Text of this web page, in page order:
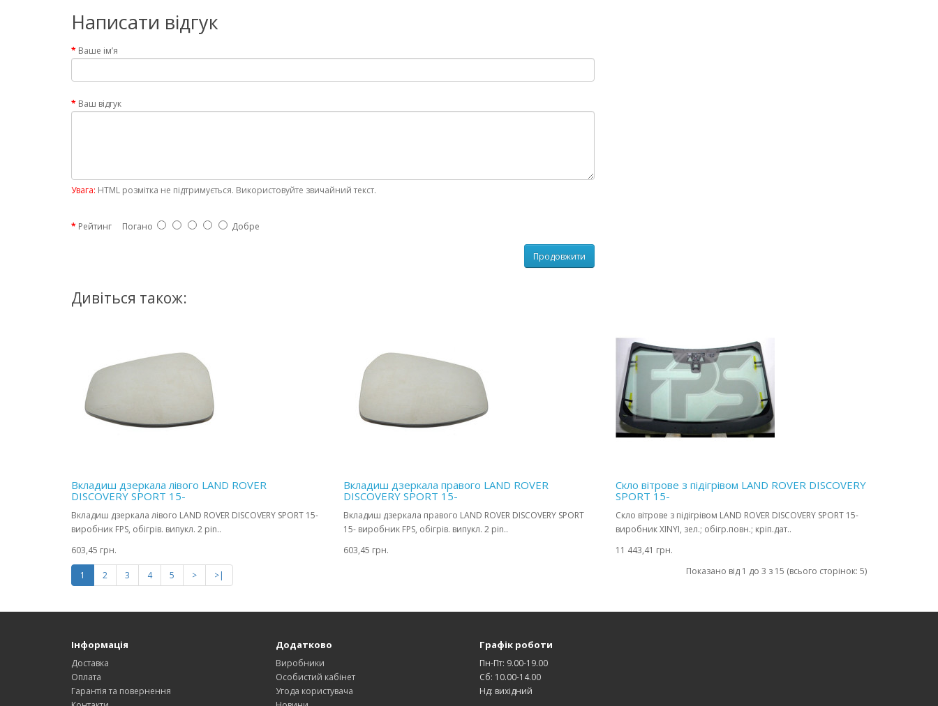
Написати відгук
Ваше ім’я
Ваш відгук
Увага: HTML розмітка не підтримується. Використовуйте звичайний текст.
Рейтинг Погано Добре
Продовжити
Дивіться також:
Вкладиш дзеркала лівого LAND ROVER
DISCOVERY SPORT 15-
Вкладиш дзеркала лівого LAND ROVER DISCOVERY SPORT 15-
виробник FPS, обігрів. випукл. 2 pin..
603,45 грн.
Вкладиш дзеркала правого LAND ROVER
DISCOVERY SPORT 15-
Вкладиш дзеркала правого LAND ROVER DISCOVERY SPORT
15- виробник FPS, обігрів. випукл. 2 pin..
603,45 грн.
Скло вітрове з підігрівом LAND ROVER DISCOVERY
SPORT 15-
Скло вітрове з підігрівом LAND ROVER DISCOVERY SPORT 15-
виробник XINYI, зел.; обігр.повн.; кріп.дат..
11 443,41 грн.
1 2 3 4 5 > >| Показано від 1 до 3 з 15 (всього сторінок: 5)
Інформація
Доставка
Оплата
Гарантія та повернення
Додатково
Виробники
Особистий кабінет
Угода користувача
Графік роботи
Пн-Пт: 9.00-19.00
Сб: 10.00-14.00
Нд: вихідний